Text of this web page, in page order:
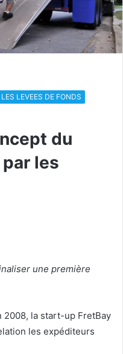
LES LEVEES DE FONDS
du
les
une première
2008, la start-up FretBay
les expéditeurs